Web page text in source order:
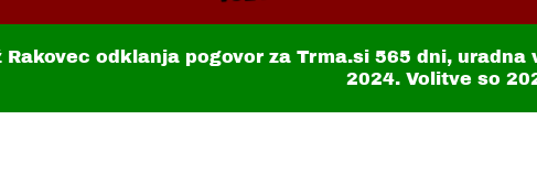
odklanja pogovor za Trma.si 565 dni, uradna
2024. Volitve so